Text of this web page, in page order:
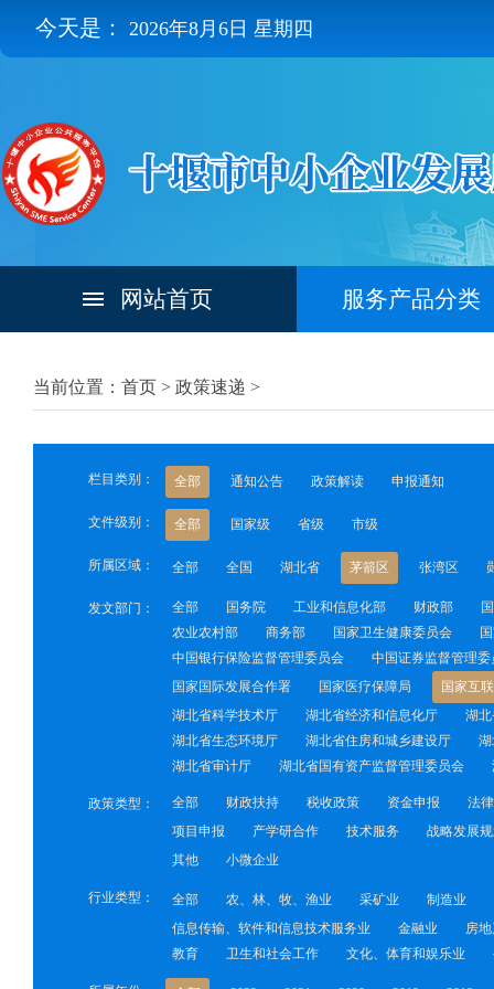
今天是： 2026年8月6日 星期四
网站首页 服务产品分类
当前位置：首页 > 政策速递 >
栏目类别： 全部 通知公告 政策解读 申报通知
文件级别： 全部 国家级 省级 市级
所属区域： 全部 全国 湖北省 茅箭区 张湾区
发文部门： 全部 国务院 工业和信息化部 财政部
农业农村部
商务部 国家卫生健康委员会
中国银行保险监督管理委员会
中国证券监督管理委
国家国际发展合作署
国家医疗保障局
国家互
湖北省科学技术厅
湖北省经济和信息化厅
湖
湖北省生态环境厅
湖北省住房和城乡建设厅
湖北省审计厅
湖北省国有资产监督管理委员会
政策类型： 全部 财政扶持 税收政策 资金申报
法
项目申报
产学研合作 技术服务
战略发展
其他
小微企业
行业类型： 全部 农、林、牧、渔业 采矿业
制造业
信息传输、软件和信息技术服务业
金融业
房
教育
卫生和社会工作 文化、体育和娱乐业